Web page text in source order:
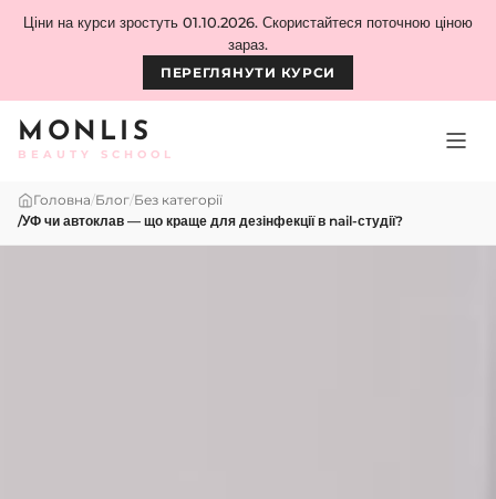
Skip to content
MONLIS
BEAUTY SCHOOL
Ціни на курси зростуть 01.10.2026. Скористайтеся поточною ціною
зараз.
ПЕРЕГЛЯНУТИ КУРСИ
Головна/Блог/Без категорії
/УФ чи автоклав — що краще для дезінфекції в nail-студії?